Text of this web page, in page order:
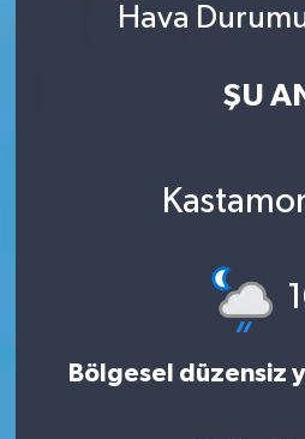
Hava
ŞU
Bölgesel düzensiz
Süper Lig Puan Durumu
Haber Arşivi